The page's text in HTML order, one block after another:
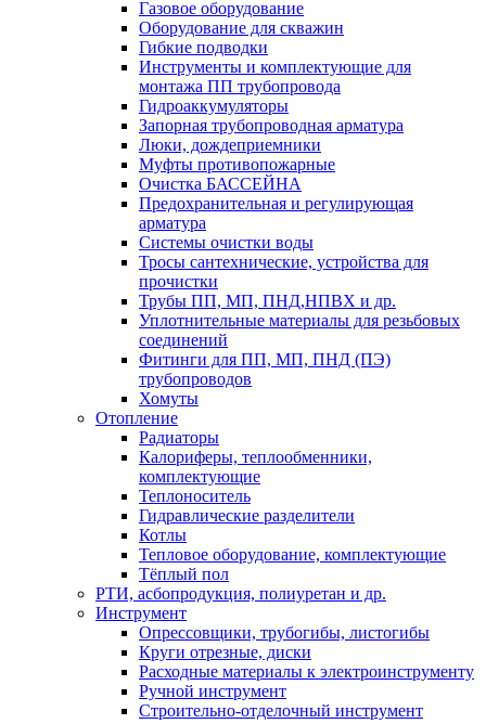
Газовое оборудование
Оборудование для скважин
Гибкие подводки
Инструменты и комплектующие для
монтажа ПП трубопровода
Гидроаккумуляторы
Запорная трубопроводная арматура
Люки, дождеприемники
Муфты противопожарные
Очистка БАССЕЙНА
Предохранительная и регулирующая
арматура
Системы очистки воды
Тросы сантехнические, устройства для
прочистки
Трубы ПП, МП, ПНД,НПВХ и др.
Уплотнительные материалы для резьбовых
соединений
Фитинги для ПП, МП, ПНД (ПЭ)
трубопроводов
Хомуты
Отопление
Радиаторы
Калориферы, теплообменники,
комплектующие
Теплоноситель
Гидравлические разделители
Котлы
Тепловое оборудование, комплектующие
Тёплый пол
РТИ, асбопродукция, полиуретан и др.
Инструмент
Опрессовщики, трубогибы, листогибы
Круги отрезные, диски
Расходные материалы к электроинструменту
Ручной инструмент
Строительно-отделочный инструмент